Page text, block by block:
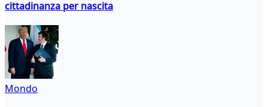
cittadinanza per nascita
Mondo